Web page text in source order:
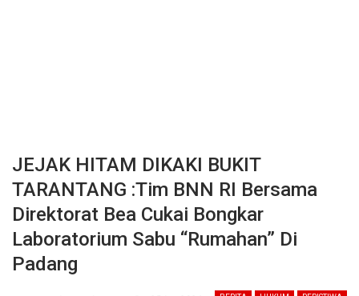
JEJAK HITAM DIKAKI BUKIT
TARANTANG :Tim BNN RI Bersama
Direktorat Bea Cukai Bongkar
Laboratorium Sabu “Rumahan” Di
Padang